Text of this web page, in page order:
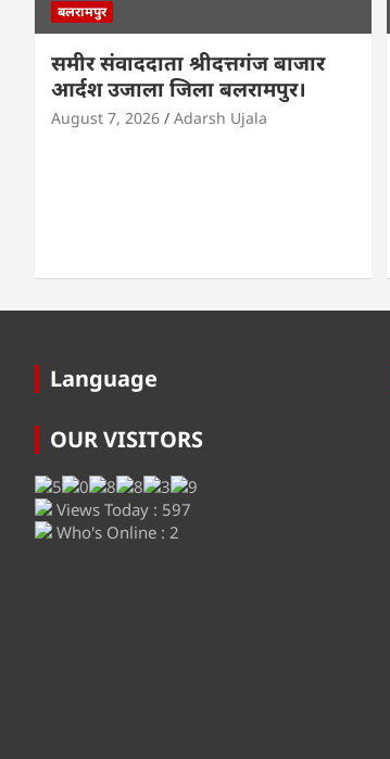
बलरामपुर
समीर संवाददाता श्रीदत्तगंज बाजार
आर्दश उजाला जिला बलरामपुर।
August 7, 2026 Adarsh Ujala
Language
OUR VISITORS
Views Today : 597
Who's Online : 2